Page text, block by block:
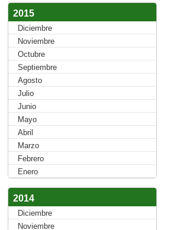
2015
Diciembre
Noviembre
Octubre
Septiembre
Agosto
Julio
Junio
Mayo
Abril
Marzo
Febrero
Enero
2014
Diciembre
Noviembre